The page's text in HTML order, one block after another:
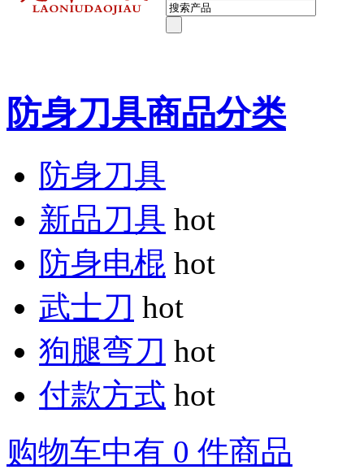
防身刀具商品分类
防身刀具
新品刀具 hot
防身电棍 hot
武士刀 hot
狗腿弯刀 hot
付款方式 hot
购物车中有 0 件商品